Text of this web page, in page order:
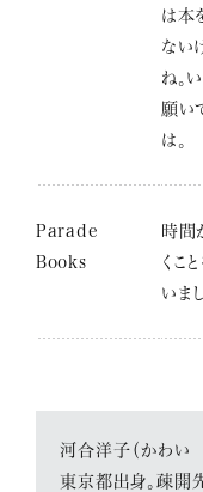
は本
ない
ね。
願い
は。
Parade
Books
時間
くこ
いま
河合洋子（かわい
東京都出身。疎開